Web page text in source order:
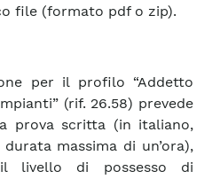
file (formato pdf o zip).
per il profilo “Addetto
(rif. 26.58) prevede
prova scritta (in italiano,
massima di un’ora),
livello di possesso di